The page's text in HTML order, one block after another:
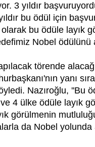
3 yıldır
bu ödül için
bu ödüle layık
Nobel ödülünü
törende
yanı
Nazıroğlu, ''Bu
4 ülke ödüle layık
görülmenin
da Nobel yolunda